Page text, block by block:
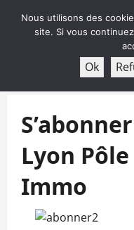
Lyon Pôle
Immo
Nous utilisons des
site. Si vous
Ok